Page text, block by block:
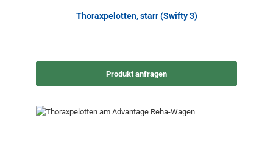
Thoraxpelotten, starr (Swifty 3)
Produkt anfragen